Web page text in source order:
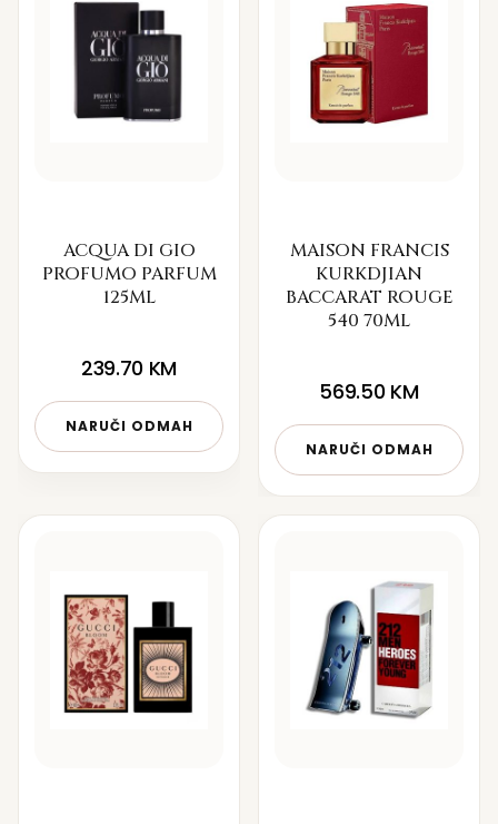
ACQUA DI GIO
PROFUMO PARFUM
125ML
239.70 KM
NARUČI ODMAH
MAISON FRANCIS
KURKDJIAN
BACCARAT ROUGE
540 70ML
569.50 KM
NARUČI ODMAH